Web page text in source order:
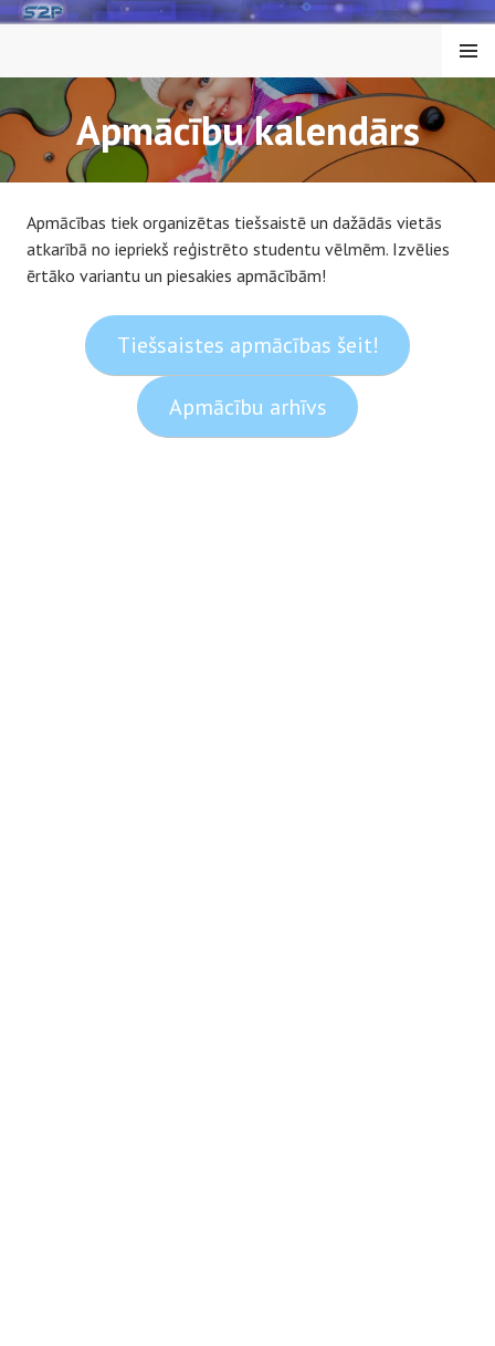
Skip
MENU
Apmācību kalendārs
Apmācības tiek organizētas tiešsaistē un dažādās vietās
atkarībā no iepriekš reģistrēto studentu vēlmēm. Izvēlies
ērtāko variantu un piesakies apmācībām!
Tiešsaistes apmācības šeit!
Apmācību arhīvs